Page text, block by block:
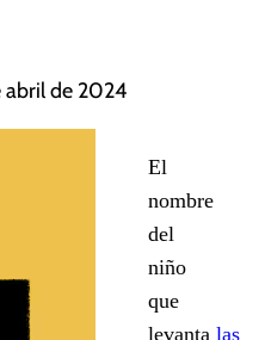
abril de 2024
El
nombre
del
niño
que
levanta las